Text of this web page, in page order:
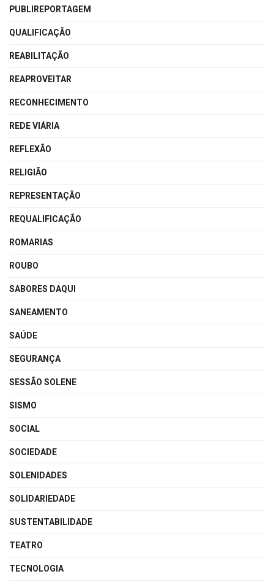
PUBLIREPORTAGEM
QUALIFICAÇÃO
REABILITAÇÃO
REAPROVEITAR
RECONHECIMENTO
REDE VIÁRIA
REFLEXÃO
RELIGIÃO
REPRESENTAÇÃO
REQUALIFICAÇÃO
ROMARIAS
ROUBO
SABORES DAQUI
SANEAMENTO
SAÚDE
SEGURANÇA
SESSÃO SOLENE
SISMO
SOCIAL
SOCIEDADE
SOLENIDADES
SOLIDARIEDADE
SUSTENTABILIDADE
TEATRO
TECNOLOGIA